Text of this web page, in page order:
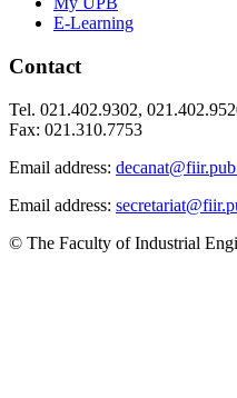
E-Learning
Contact
Tel. 021.402.9302,
Fax: 021.310.7753
Email address:
Email address:
© The Faculty of Industrial